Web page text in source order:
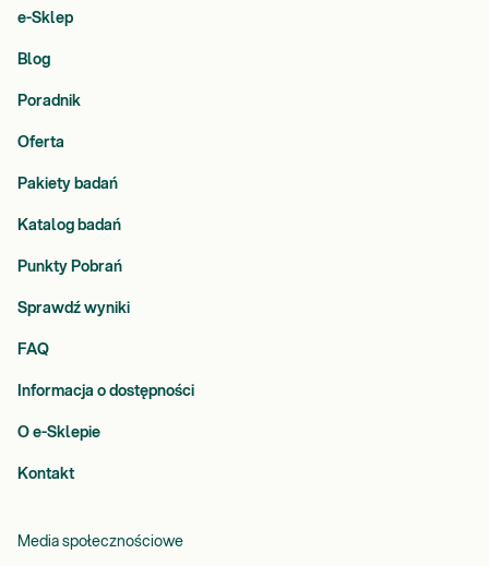
e-Sklep
Blog
Poradnik
Oferta
Pakiety badań
Katalog badań
Punkty Pobrań
Sprawdź wyniki
FAQ
Informacja o dostępności
O e-Sklepie
Kontakt
Media społecznościowe